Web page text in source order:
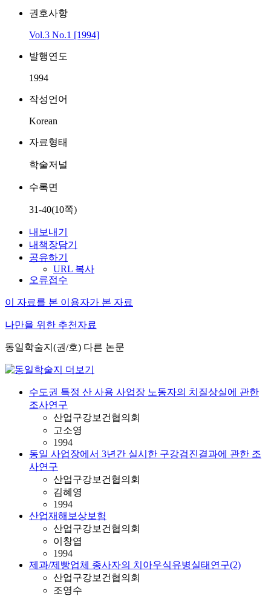
권호사항
Vol.3 No.1 [1994]
발행연도
1994
작성언어
Korean
자료형태
학술저널
수록면
31-40(10쪽)
내보내기
내책장담기
공유하기
URL 복사
오류접수
이 자료를 본 이용자가 본 자료
나만을 위한 추천자료
동일학술지(권/호) 다른 논문
수도권 특정 산 사용 사업장 노동자의 치질상실에 관한
조사연구
산업구강보건협의회
고소영
1994
동일 사업장에서 3년간 실시한 구강검진결과에 관한 조
사연구
산업구강보건협의회
김혜영
1994
산업재해보상보험
산업구강보건협의회
이창엽
1994
제과/제빵업체 종사자의 치아우식유병실태연구(2)
산업구강보건협의회
조영수